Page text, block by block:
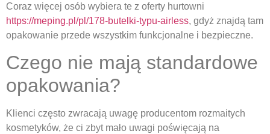
Coraz więcej osób wybiera te z oferty hurtowni
https://meping.pl/pl/178-butelki-typu-airless, gdyż znajdą tam
opakowanie przede wszystkim funkcjonalne i bezpieczne.
Czego nie mają standardowe
opakowania?
Klienci często zwracają uwagę producentom rozmaitych
kosmetyków, że ci zbyt mało uwagi poświęcają na